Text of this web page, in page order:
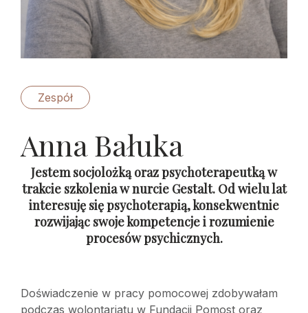
Zespół
Anna Bałuka
Jestem socjolożką oraz psychoterapeutką w
trakcie szkolenia w nurcie Gestalt. Od wielu lat
interesuję się psychoterapią, konsekwentnie
rozwijając swoje kompetencje i rozumienie
procesów psychicznych.
Doświadczenie w pracy pomocowej zdobywałam
podczas wolontariatu w Fundacji Pomost oraz